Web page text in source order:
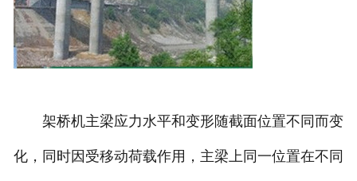
架桥机主梁应力水平和变形随截面位置不同而变
化，同时因受移动荷载作用，主梁上同一位置在不同